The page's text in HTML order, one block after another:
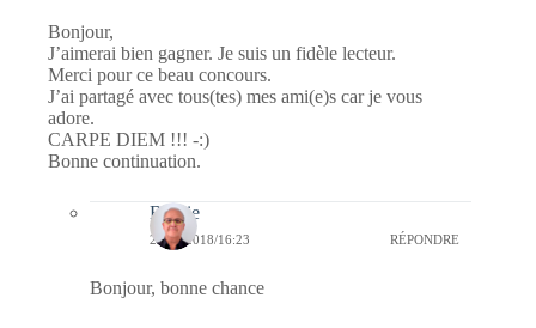
Bonjour,
J’aimerai bien gagner. Je suis un fidèle lecteur.
Merci pour ce beau concours.
J’ai partagé avec tous(tes) mes ami(e)s car je vous
adore.
CARPE DIEM !!! -:)
Bonne continuation.
Bernie
27/05/2018/16:23 RÉPONDRE
Bonjour, bonne chance